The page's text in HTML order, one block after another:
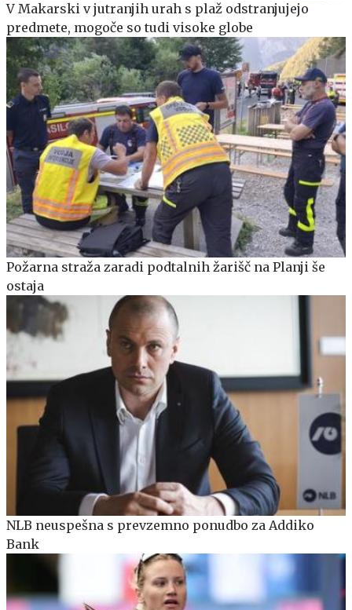
V Makarski v jutranjih urah s plaž odstranjujejo
predmete, mogoče so tudi visoke globe
Požarna straža zaradi podtalnih žarišč na Planji še
ostaja
NLB neuspešna s prevzemno ponudbo za Addiko
Bank